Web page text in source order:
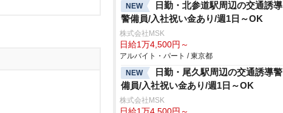
NEW
日勤・北参道駅周辺の交通誘導
警備員/入社祝い金あり/週1日～OK
株式会社MSK
日給1万4,500円～
アルバイト・パート / 東京都
NEW
日勤・尾久駅周辺の交通誘導警
備員/入社祝い金あり/週1日～OK
株式会社MSK